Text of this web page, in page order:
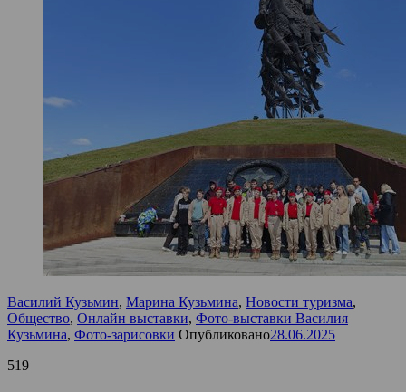
Василий Кузьмин, Марина Кузьмина, Новости туризма,
Общество, Онлайн выставки, Фото-выставки Василия
Кузьмина, Фото-зарисовки Опубликовано28.06.2025
519